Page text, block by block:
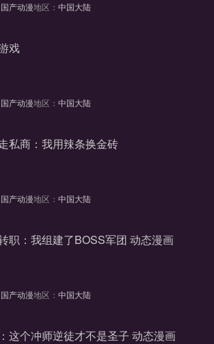
国产动漫地区： 中国大陆
戏
国产动漫地区： 中国大陆
私商：我用辣条换金砖
国产动漫地区： 中国大陆
职：我组建了BOSS军团 动态漫画
国产动漫地区： 中国大陆
这个冲师逆徒才不是圣子 动态漫画